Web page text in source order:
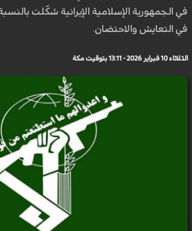
في الجمهورية الإسلامية الإيرانية شكّلت
في التعايش والاحتضان.
الثلاثاء 10 فبراير 2026 - 13:11 بتوقيت مكة